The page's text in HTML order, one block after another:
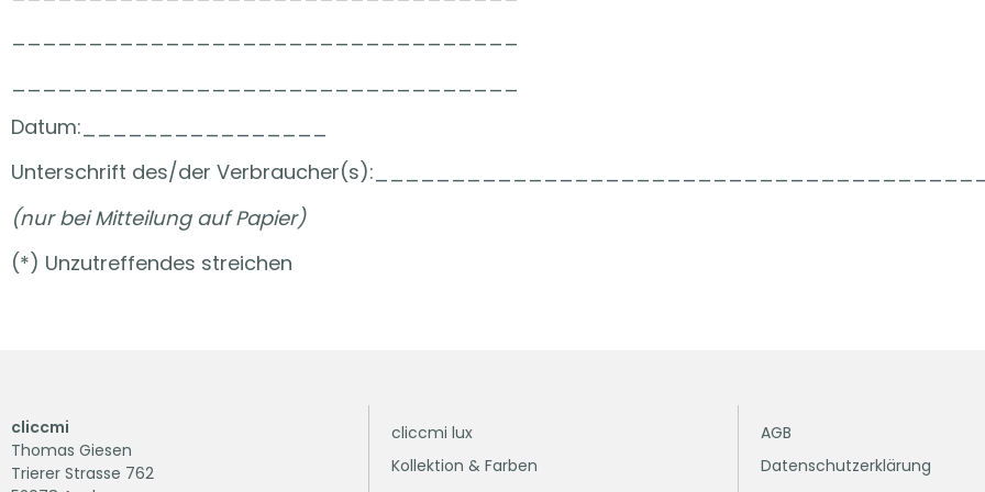
Datum:________________
Unterschrift des/der
(nur bei Mitteilung auf Papier)
(*) Unzutreffendes streichen
cliccmi
Thomas Giesen
Trierer Strasse 762
cliccmi lux
Kollektion & Farben
AGB
Datenschutzerklärung